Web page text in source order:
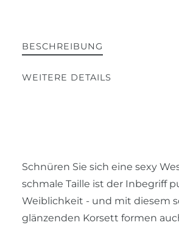
BESCHREIBUNG
WEITERE DETAILS
Schnüren Sie sich eine sexy
schmale Taille ist der Inbegriff
Weiblichkeit - und mit diesem
glänzenden Korsett formen